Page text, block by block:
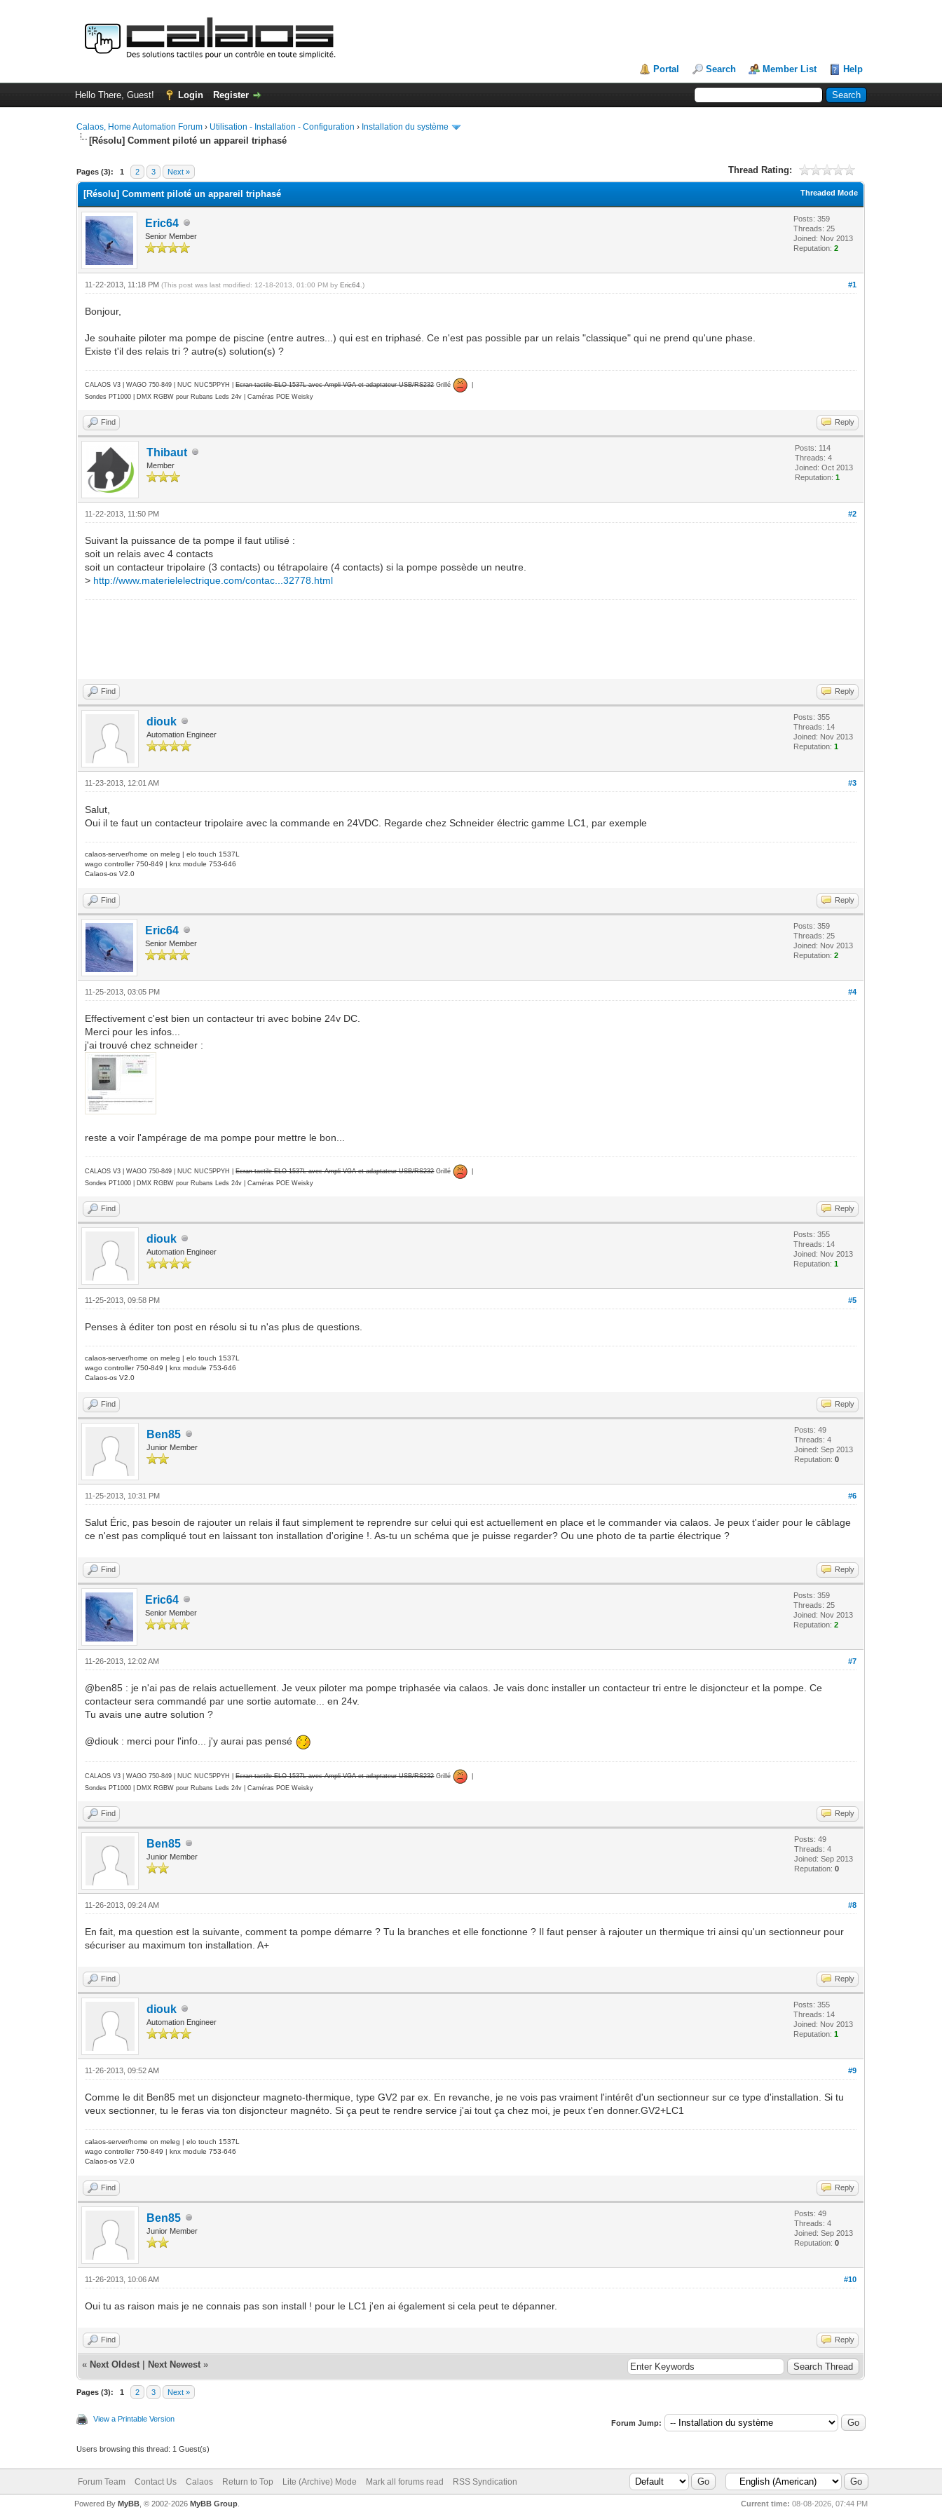
Portal Search Member List Help
Hello There, Guest! Login Register
Calaos, Home Automation Forum › Utilisation - Installation - Configuration › Installation du système
[Résolu] Comment piloté un appareil triphasé
Pages (3): 1 2 3 Next » Thread Rating:
0 Vote(s) - 0 Average
1
2
3
4
5
Threaded Mode
[Résolu] Comment piloté un appareil triphasé
Eric64
Senior Member
Posts: 359
Threads: 25
Joined: Nov 2013
Reputation:2
#1
11-22-2013, 11:18 PM(This post was last modified: 12-18-2013, 01:00 PM byEric64 .)
Bonjour,
Je souhaite piloter ma pompe de piscine (entre autres...) qui est en triphasé. Ce n'est pas possible par un relais "classique" qui ne prend qu'une phase.
Existe t'il des relais tri ? autre(s) solution(s) ?
CALAOS V3 | WAGO 750-849 | NUC NUC5PPYH |Ecran tactile ELO 1537L avec Ampli VGA et adaptateur USB/RS232Grillé
Sondes PT1000 | DMX RGBW pour Rubans Leds 24v | Caméras POE Weisky
Find Reply
Thibaut
Member
Posts: 114
Threads: 4
Joined: Oct 2013
Reputation:1
#2
11-22-2013, 11:50 PM
Suivant la puissance de ta pompe il faut utilisé :
soit un relais avec 4 contacts
soit un contacteur tripolaire (3 contacts) ou tétrapolaire (4 contacts) si la pompe possède un neutre.
> http://www.materielelectrique.com/contac...32778.html
Find Reply
diouk
Automation Engineer
Posts: 355
Threads: 14
Joined: Nov 2013
Reputation:1
#3
11-23-2013, 12:01 AM
Salut,
Oui il te faut un contacteur tripolaire avec la commande en 24VDC. Regarde chez Schneider électric gamme LC1, par exemple
calaos-server/home on meleg | elo touch 1537L
wago controller 750-849 | knx module 753-646
Calaos-os V2.0
Find Reply
Eric64
Senior Member
Posts: 359
Threads: 25
Joined: Nov 2013
Reputation:2
#4
11-25-2013, 03:05 PM
Effectivement c'est bien un contacteur tri avec bobine 24v DC.
Merci pour les infos...
j'ai trouvé chez schneider :
reste a voir l'ampérage de ma pompe pour mettre le bon...
CALAOS V3 | WAGO 750-849 | NUC NUC5PPYH |Ecran tactile ELO 1537L avec Ampli VGA et adaptateur USB/RS232Grillé
Sondes PT1000 | DMX RGBW pour Rubans Leds 24v | Caméras POE Weisky
Find Reply
diouk
Automation Engineer
Posts: 355
Threads: 14
Joined: Nov 2013
Reputation:1
#5
11-25-2013, 09:58 PM
Penses à éditer ton post en résolu si tu n'as plus de questions.
calaos-server/home on meleg | elo touch 1537L
wago controller 750-849 | knx module 753-646
Calaos-os V2.0
Find Reply
Ben85
Junior Member
Posts: 49
Threads: 4
Joined: Sep 2013
Reputation:0
#6
11-25-2013, 10:31 PM
Salut Éric, pas besoin de rajouter un relais il faut simplement te reprendre sur celui qui est actuellement en place et le commander via calaos. Je peux t'aider pour le câblage
ce n'est pas compliqué tout en laissant ton installation d'origine !. As-tu un schéma que je puisse regarder? Ou une photo de ta partie électrique ?
Find Reply
Eric64
Senior Member
Posts: 359
Threads: 25
Joined: Nov 2013
Reputation:2
#7
11-26-2013, 12:02 AM
@ben85 : je n'ai pas de relais actuellement. Je veux piloter ma pompe triphasée via calaos. Je vais donc installer un contacteur tri entre le disjoncteur et la pompe. Ce
contacteur sera commandé par une sortie automate... en 24v.
Tu avais une autre solution ?
@diouk : merci pour l'info... j'y aurai pas pensé
CALAOS V3 | WAGO 750-849 | NUC NUC5PPYH |Ecran tactile ELO 1537L avec Ampli VGA et adaptateur USB/RS232Grillé
Sondes PT1000 | DMX RGBW pour Rubans Leds 24v | Caméras POE Weisky
Find Reply
Ben85
Junior Member
Posts: 49
Threads: 4
Joined: Sep 2013
Reputation:0
#8
11-26-2013, 09:24 AM
En fait, ma question est la suivante, comment ta pompe démarre ? Tu la branches et elle fonctionne ? Il faut penser à rajouter un thermique tri ainsi qu'un sectionneur pour
sécuriser au maximum ton installation. A+
Find Reply
diouk
Automation Engineer
Posts: 355
Threads: 14
Joined: Nov 2013
Reputation:1
#9
11-26-2013, 09:52 AM
Comme le dit Ben85 met un disjoncteur magneto-thermique, type GV2 par ex. En revanche, je ne vois pas vraiment l'intérêt d'un sectionneur sur ce type d'installation. Si tu
veux sectionner, tu le feras via ton disjoncteur magnéto. Si ça peut te rendre service j'ai tout ça chez moi, je peux t'en donner.GV2+LC1
calaos-server/home on meleg | elo touch 1537L
wago controller 750-849 | knx module 753-646
Calaos-os V2.0
Find Reply
Ben85
Junior Member
Posts: 49
Threads: 4
Joined: Sep 2013
Reputation:0
#10
11-26-2013, 10:06 AM
Oui tu as raison mais je ne connais pas son install ! pour le LC1 j'en ai également si cela peut te dépanner.
Find Reply
« Next Oldest Next Newest »
Pages (3): 1 2 3 Next »
View a Printable Version Forum Jump:
Users browsing this thread: 1 Guest(s)
Forum Team Contact Us Calaos Return to Top Lite (Archive) Mode Mark all forums read RSS Syndication
Current time: 08-08-2026, 07:44 PM
Powered By MyBB, © 2002-2026 MyBB Group.